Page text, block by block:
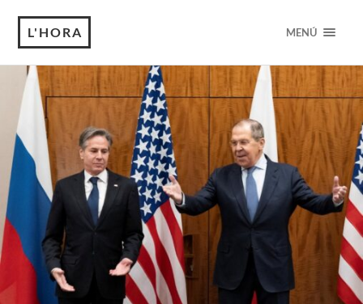
L'HORA MENÚ